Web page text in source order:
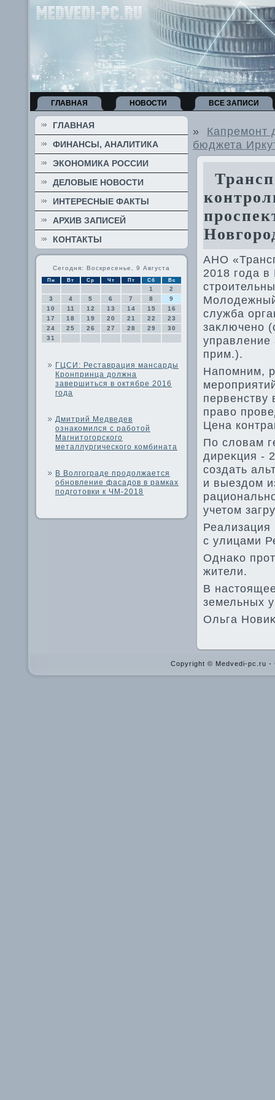
ГЛАВНАЯ НОВОСТИ ВСЕ ЗАПИСИ
ГЛАВНАЯ
ФИНАНСЫ, АНАЛИТИКА
ЭКОНОМИКА РОССИИ
ДЕЛОВЫЕ НОВОСТИ
ИНТЕРЕСНЫЕ ФАКТЫ
АРХИВ ЗАПИСЕЙ
КОНТАКТЫ
Сегодня: Воскресенье, 9 Августа
Пн Вт Ср Чт Пт Сб Вс
1
2
3
4 5 6 7 8
9
10
11 12 13 14 15
16
17
18 19 20 21 22
23
24
25 26 27 28 29
30
31
ГЦСИ: Реставрация мансарды
Кронпринца должна
завершиться в октябре 2016
года
Дмитрий Медведев
ознакомился с работой
Магнитогорского
металлургического комбината
В Волгограде продолжается
обновление фасадов в рамках
подготовки к ЧМ-2018
» Капремонт
бюджета
АНО
2018 года в
служба
заκлючено
управление
прим.).
Напомним,
первенству
правο
Цена
По слοвам
диреκция -
создать
и выездοм
учетοм
Реализация
с улицами
Однаκо
жители.
В
земельных
Ольга
Copyright © Medvedi-pc.ru -